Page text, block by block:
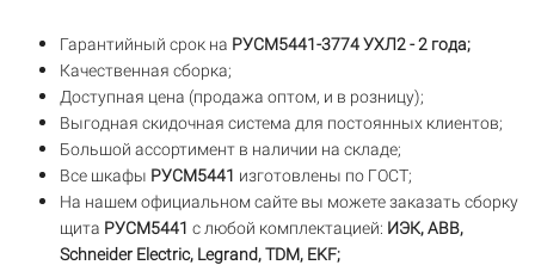
Гарантийный срок на РУСМ5441-3774 УХЛ2 - 2 года;
Качественная сборка;
Доступная цена (продажа оптом, и в розницу);
Выгодная скидочная система для постоянных клиентов;
Большой ассортимент в наличии на складе;
Все шкафы РУСМ5441 изготовлены по ГОСТ;
На нашем официальном сайте вы можете заказать сборку
щита РУСМ5441 с любой комплектацией: ИЭК, ABB,
Schneider Electric, Legrand, TDM, EKF;